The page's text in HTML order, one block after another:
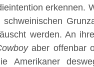
erkennen.
schweinischen
werden. An
aber offenbar
Amerikaner